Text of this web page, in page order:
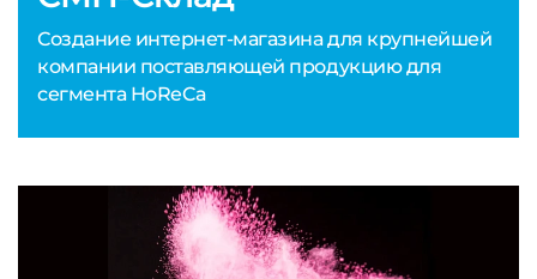
Создание интернет-магазина для крупнейшей
компании поставляющей продукцию для
сегмента HoReCa